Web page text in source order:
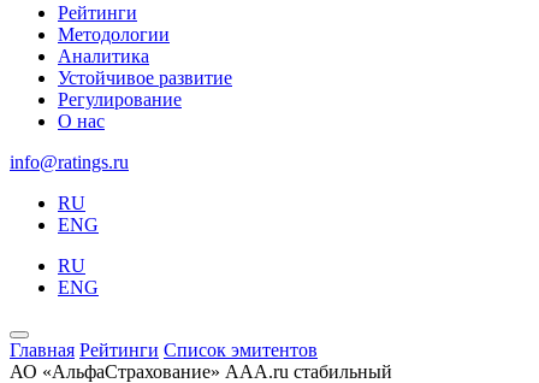
Рейтинги
Методологии
Аналитика
Устойчивое развитие
Регулирование
О нас
info@ratings.ru
RU
ENG
RU
ENG
Главная Рейтинги Список эмитентов
АО «АльфаСтрахование» AAA.ru стабильный